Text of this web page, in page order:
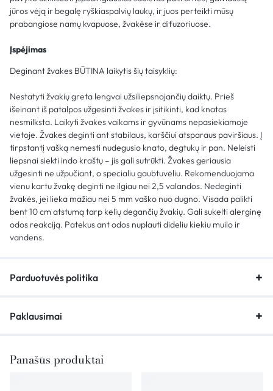
jūros vėją ir begalę ryškiaspalvių laukų, ir juos perteikti mūsų
prabangiose namų kvapuose, žvakėse ir difuzoriuose.
Įspėjimas
Deginant žvakes BŪTINA laikytis šių taisyklių:
Nestatyti žvakių greta lengvai užsiliepsnojančių daiktų. Prieš
išeinant iš patalpos užgesinti žvakes ir įsitikinti, kad knatas
nesmilksta. Laikyti žvakes vaikams ir gyvūnams nepasiekiamoje
vietoje. Žvakes deginti ant stabilaus, karščiui atsparaus paviršiaus. Į
tirpstantį vašką nemesti nudegusio knato, degtukų ir pan. Neleisti
liepsnai siekti indo kraštų – jis gali sutrūkti. Žvakes geriausia
užgesinti ne užpučiant, o specialiu gaubtuvėliu. Rekomenduojama
vienu kartu žvakę deginti ne ilgiau nei 2,5 valandos. Nedeginti
žvakės, jei lieka mažiau nei 5 mm vaško nuo dugno. Visada palikti
bent 10 cm atstumą tarp kelių degančių žvakių. Gali sukelti alerginę
odos reakciją. Patekus ant odos nuplauti dideliu kiekiu muilo ir
vandens.
Parduotuvės politika
Paklausimai
Panašūs produktai